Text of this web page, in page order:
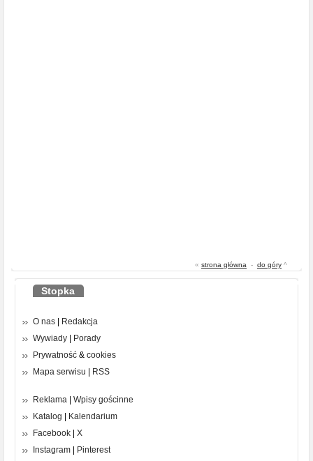
« strona główna - do góry ^
Stopka
O nas
Redakcja
Wywiady
Porady
Prywatność & cookies
Mapa serwisu
RSS
Reklama
Wpisy gościnne
Katalog
Kalendarium
Facebook
X
Instagram
Pinterest